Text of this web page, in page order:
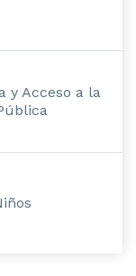
y Acceso a la